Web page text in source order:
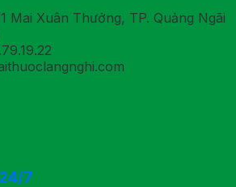
Mai Xuân Thưởng, TP. Quảng Ngãi
7